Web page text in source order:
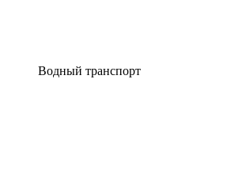
Водный транспорт